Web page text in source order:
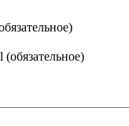
(обязательное)